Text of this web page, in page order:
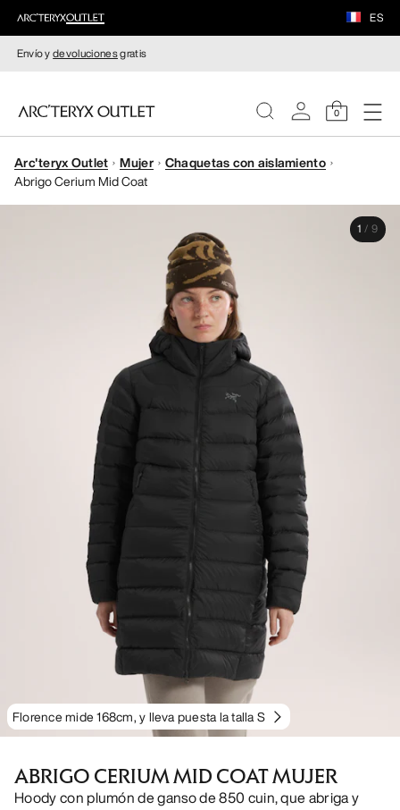
ES
Envío ydevolucionesgratis
0
MUJERE
Arc'teryx Outlet Mujer
Chaquetas con aislamiento
Abrigo Cerium Mid Coat
Florence mide 168cm, y lleva puesta la talla S
1 / 9
ABRIGO CERIUM MID COAT MUJER
Hoody con plumón de ganso de 850 cuin, que abriga y